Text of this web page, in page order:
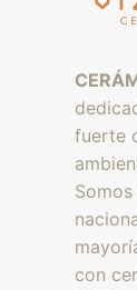
fuerte
con